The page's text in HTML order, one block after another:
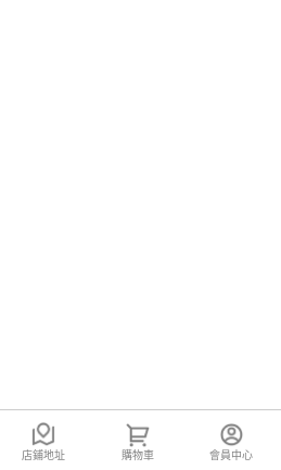
店鋪地址 購物車 會員中心